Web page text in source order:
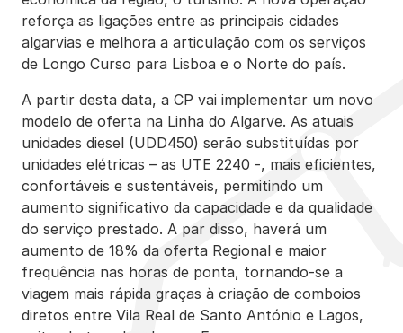
reforça as ligações entre as principais cidades
algarvias e melhora a articulação com os serviços
de Longo Curso para Lisboa e o Norte do país.
A partir desta data, a CP vai implementar um novo
modelo de oferta na Linha do Algarve. As atuais
unidades diesel (UDD450) serão substituídas por
unidades elétricas – as UTE 2240 -, mais eficientes,
confortáveis e sustentáveis, permitindo um
aumento significativo da capacidade e da qualidade
do serviço prestado. A par disso, haverá um
aumento de 18% da oferta Regional e maior
frequência nas horas de ponta, tornando-se a
viagem mais rápida graças à criação de comboios
diretos entre Vila Real de Santo António e Lagos,